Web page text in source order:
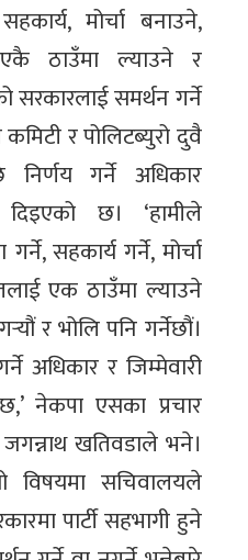
मोर्चा बनाउने,
ठाउँमा ल्याउने र
समर्थन गर्ने
कमिटी र पोलिटब्युरो दुवै
गर्ने अधिकार
छ। ‘हामीले
सहकार्य गर्ने, मोर्चा
एक ठाउँमा ल्याउने
र भोलि पनि गर्नेछौं।
अधिकार र जिम्मेवारी
नेकपा एसका प्रचार
जगन्नाथ खतिवडाले भने।
विषयमा सचिवालयले
पार्टी सहभागी हुने